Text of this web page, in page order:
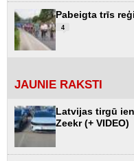
Pabeigta trīs
4
JAUNIE RAKSTI
Latvijas tirgū
Zeekr (+ VIDEO)